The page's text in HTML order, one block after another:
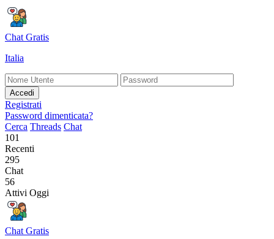
Chat Gratis
Italia
Accedi
Registrati
Password dimenticata?
Cerca Threads Chat
101
Recenti
295
Chat
56
Attivi Oggi
Chat Gratis